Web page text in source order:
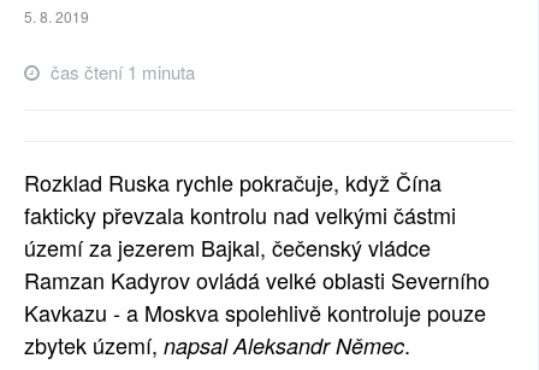
TÉMATA
NEJČTENĚJŠÍ ZA 7 DNÍ
PŘÍSPĚVKY NA PROVOZ
SOCIÁLNÍ SÍTĚ
RUBRIKY
PLNÁ VERZE STRÁNEK
5. 8. 2019
čas čtení 1 minuta
Rozklad Ruska rychle pokračuje, když Čína
fakticky převzala kontrolu nad velkými částmi
území za jezerem Bajkal, čečenský vládce
Ramzan Kadyrov ovládá velké oblasti Severního
Kavkazu - a Moskva spolehlivě kontroluje pouze
zbytek území, napsal Aleksandr Němec.